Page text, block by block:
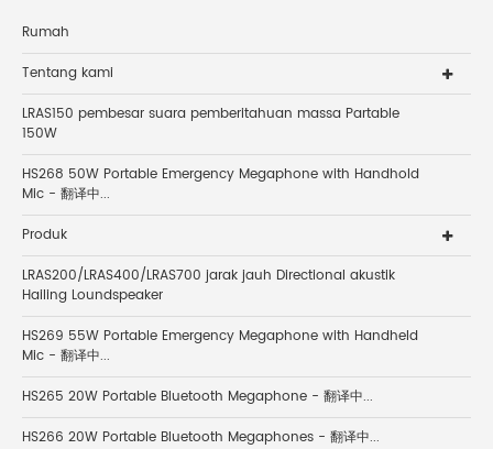
Rumah
Tentang kami
LRAS150 pembesar suara pemberitahuan massa Partable
150W
HS268 50W Portable Emergency Megaphone with Handhold
Mic - 翻译中...
Produk
LRAS200/LRAS400/LRAS700 jarak jauh Directional akustik
Hailing Loundspeaker
HS269 55W Portable Emergency Megaphone with Handheld
Mic - 翻译中...
HS265 20W Portable Bluetooth Megaphone - 翻译中...
HS266 20W Portable Bluetooth Megaphones - 翻译中...